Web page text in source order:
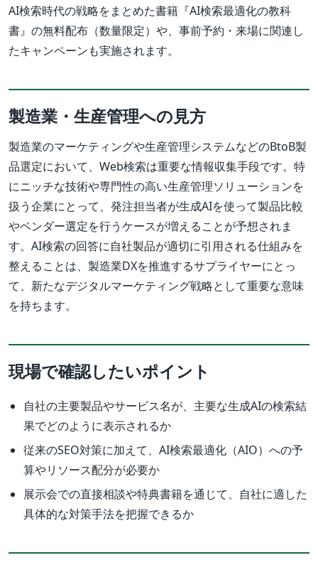
AI検索時代の戦略をまとめた書籍『AI検索最適化の教科
書』の無料配布（数量限定）や、事前予約・来場に関連し
たキャンペーンも実施されます。
製造業・生産管理への見方
製造業のマーケティングや生産管理システムなどのBtoB製
品選定において、Web検索は重要な情報収集手段です。特
にニッチな技術や専門性の高い生産管理ソリューションを
扱う企業にとって、発注担当者が生成AIを使って製品比較
やベンダー選定を行うケースが増えることが予想されま
す。AI検索の回答に自社製品が適切に引用される仕組みを
整えることは、製造業DXを推進するサプライヤーにとっ
て、新たなデジタルマーケティング戦略として重要な意味
を持ちます。
現場で確認したいポイント
自社の主要製品やサービス名が、主要な生成AIの検索結
果でどのように表示されるか
従来のSEO対策に加えて、AI検索最適化（AIO）への予
算やリソース配分が必要か
展示会での直接相談や特典書籍を通じて、自社に適した
具体的な対策手法を把握できるか